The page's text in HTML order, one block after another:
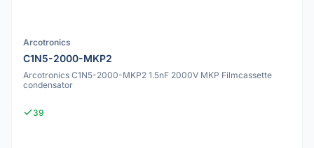
Arcotronics
C1N5-2000-MKP2
Arcotronics C1N5-2000-MKP2 1.5nF 2000V MKP Filmcassette
condensator
39